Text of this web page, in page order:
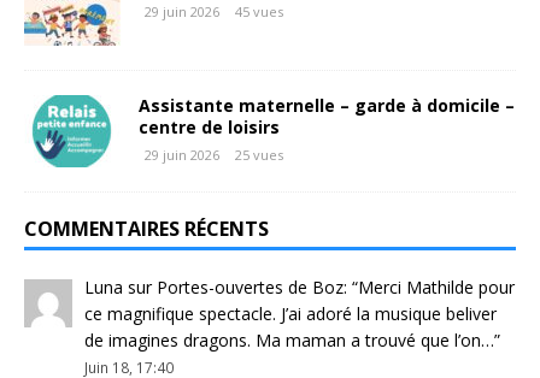
29 juin 2026 45 vues
Assistante maternelle – garde à domicile –
centre de loisirs
29 juin 2026 25 vues
COMMENTAIRES RÉCENTS
Luna sur Portes-ouvertes de Boz: “Merci Mathilde pour
ce magnifique spectacle. J’ai adoré la musique beliver
de imagines dragons. Ma maman a trouvé que l’on…”
Juin 18, 17:40